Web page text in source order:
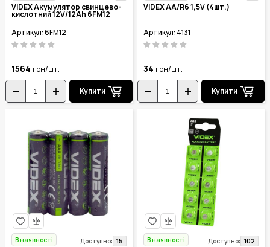
VIDEX Акумулятор свинцево-
кислотний 12V/12Ah 6FM12
Артикул: 6FM12
1564 грн/шт.
Купити
VIDEX AA/R6 1,5V (4шт.)
Артикул: 4131
34 грн/шт.
Купити
В наявності Доступно: 15 В наявності Доступно: 102